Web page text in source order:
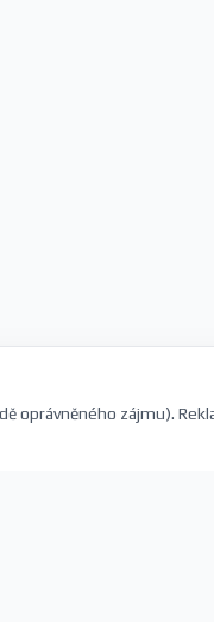
oprávněného zájmu).